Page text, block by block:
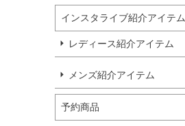
インスタライブ紹介アイテム
レディース紹介アイテム
メンズ紹介アイテム
予約商品